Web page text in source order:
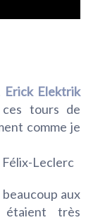
Erick Elektrik
tours de
comme je
Félix-Leclerc
aux
étaient très